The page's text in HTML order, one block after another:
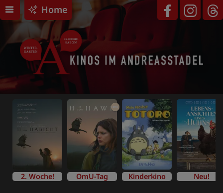
Home
2. Woche!
OmU
OmU-Tag Kinderkino Neu!